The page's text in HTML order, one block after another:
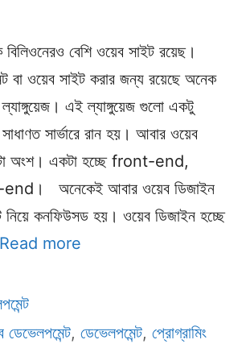
বেশি ওয়েব সাইট রয়েছ।
বা ওয়েব সাইট করার জন্য রয়েছে অনেক
এই ল্যাঙ্গুয়েজ গুলো একটু
সার্ভারে রান হয়। আবার ওয়েব
অংশ। একটা হচ্ছে front-end,
অনেকেই আবার ওয়েব ডিজাইন
নিয়ে কনফিউসড হয়। ওয়েব ডিজাইন হচ্ছে
Read more
ডেভেলপমেন্ট, ডেভেলপমেন্ট, প্রোগ্রামিং